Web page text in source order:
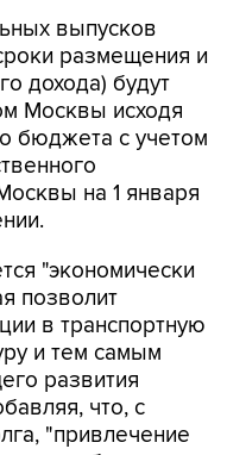
дохода) будут
Москвы исходя
бюджета с учетом
на 1 января
"экономически
в транспортную
и тем самым
развития
что, с
"привлечение
объемах не
бюджета".